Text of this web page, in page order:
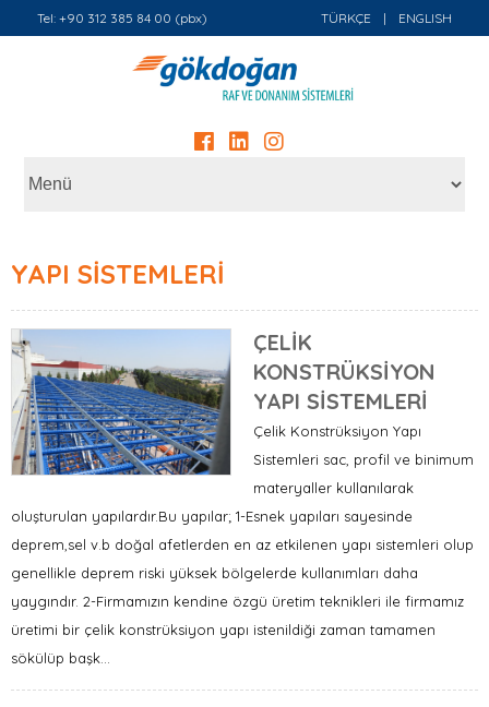
Tel: +90 312 385 84 00 (pbx) TÜRKÇE | ENGLISH
YAPI SİSTEMLERİ
ÇELİK
KONSTRÜKSİYON
YAPI SİSTEMLERİ
Çelik Konstrüksiyon Yapı
Sistemleri sac, profil ve binimum
materyaller kullanılarak
oluşturulan yapılardır.Bu yapılar; 1-Esnek yapıları sayesinde
deprem,sel v.b doğal afetlerden en az etkilenen yapı sistemleri olup
genellikle deprem riski yüksek bölgelerde kullanımları daha
yaygındır. 2-Firmamızın kendine özgü üretim teknikleri ile firmamız
üretimi bir çelik konstrüksiyon yapı istenildiği zaman tamamen
sökülüp başk...